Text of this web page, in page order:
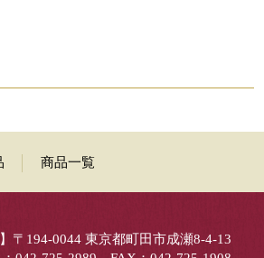
商品一覧
】〒194-0044 東京都町田市成瀬8-4-13